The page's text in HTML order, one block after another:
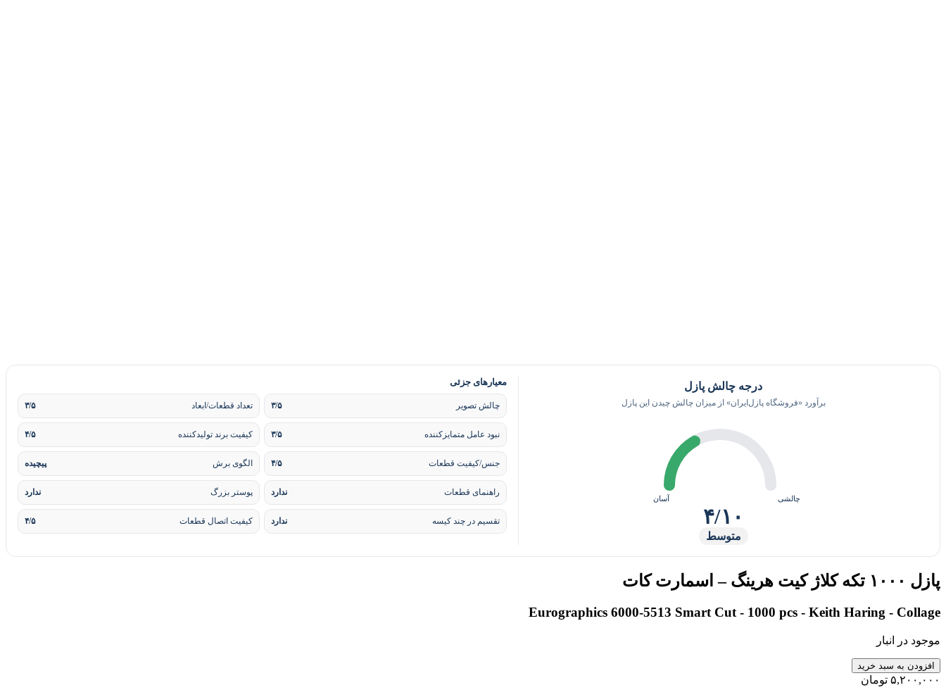
درجه چالش پازل
برآورد «فروشگاه پازل‌ایران» از میزان چالش چیدن این پازل
آسان چالشی
۴/۱۰
متوسط
معیارهای جزئی
چالش تصویر ۳/۵ تعداد قطعات/ابعاد ۳/۵
نبود عامل متمایزکننده ۳/۵ کیفیت برند تولیدکننده ۴/۵
جنس/کیفیت قطعات ۴/۵ الگوی برش پیچیده
راهنمای قطعات ندارد پوستر بزرگ ندارد
تقسیم در چند کیسه ندارد کیفیت اتصال قطعات ۴/۵
پازل ۱۰۰۰ تکه کلاژ کیت هرینگ – اسمارت کات
Eurographics 6000-5513 Smart Cut - 1000 pcs - Keith Haring - Collage
موجود در انبار
پازل
۱۰۰۰
افزودن به سبد خرید
۵,۲۰۰,۰۰۰ تومان